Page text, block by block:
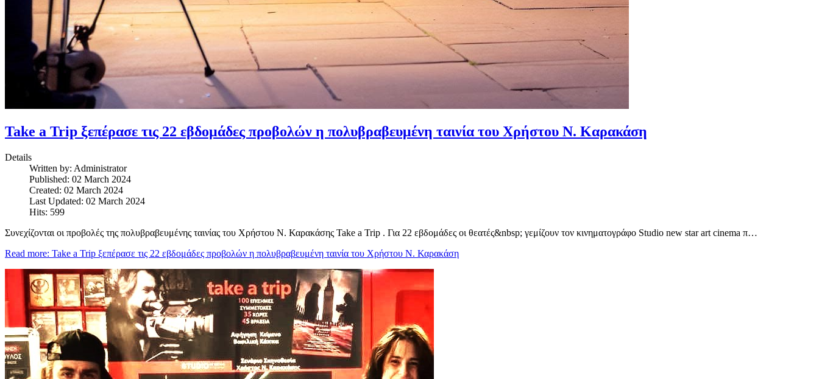
Take a Trip ξεπέρασε τις 22 εβδομάδες προβολών η πολυβραβευμένη ταινία του Χρήστου Ν. Καρακάση
Details
Written by: Administrator
Published: 02 March 2024
Created: 02 March 2024
Last Updated: 02 March 2024
Hits: 599
Συνεχίζονται οι προβολές της πολυβραβευμένης ταινίας του Χρήστου Ν. Καρακάσης Take a Trip . Για 22 εβδομάδες οι θεατές&nbsp; γεμίζουν τον κινηματογράφο Studio new star art cinema π…
Read more: Take a Trip ξεπέρασε τις 22 εβδομάδες προβολών η πολυβραβευμένη ταινία του Χρήστου Ν. Καρακάση